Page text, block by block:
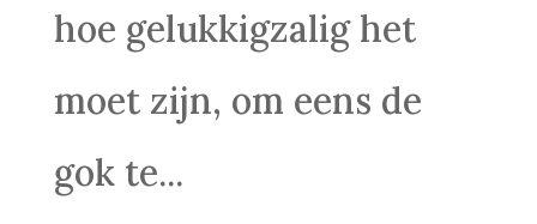
hoe gelukkigzalig het
moet zijn, om eens de
gok te...